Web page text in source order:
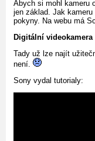
Abych si mohl kameru
jen základ. Jak
pokyny. Na webu má
Digitální
Tady už lze najít
není.
Sony vydal tutorialy: